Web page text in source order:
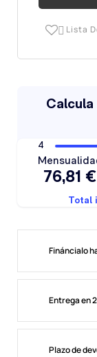
 Lista
Fináncialo
Entrega en
Plazo de